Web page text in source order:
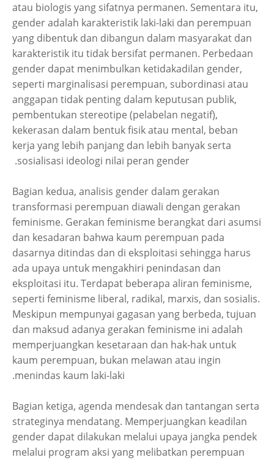
atau biologis yang sifatnya permanen. Sementara itu,
gender adalah karakteristik laki-laki dan perempuan
yang dibentuk dan dibangun dalam masyarakat dan
karakteristik itu tidak bersifat permanen. Perbedaan
gender dapat menimbulkan ketidakadilan gender,
seperti marginalisasi perempuan, subordinasi atau
anggapan tidak penting dalam keputusan publik,
pembentukan stereotipe (pelabelan negatif),
kekerasan dalam bentuk fisik atau mental, beban
kerja yang lebih panjang dan lebih banyak serta
sosialisasi ideologi nilai peran gender.
Bagian kedua, analisis gender dalam gerakan
transformasi perempuan diawali dengan gerakan
feminisme. Gerakan feminisme berangkat dari asumsi
dan kesadaran bahwa kaum perempuan pada
dasarnya ditindas dan di eksploitasi sehingga harus
ada upaya untuk mengakhiri penindasan dan
eksploitasi itu. Terdapat beberapa aliran feminisme,
seperti feminisme liberal, radikal, marxis, dan sosialis.
Meskipun mempunyai gagasan yang berbeda, tujuan
dan maksud adanya gerakan feminisme ini adalah
memperjuangkan kesetaraan dan hak-hak untuk
kaum perempuan, bukan melawan atau ingin
menindas kaum laki-laki.
Bagian ketiga, agenda mendesak dan tantangan serta
strateginya mendatang. Memperjuangkan keadilan
gender dapat dilakukan melalui upaya jangka pendek
melalui program aksi yang melibatkan perempuan